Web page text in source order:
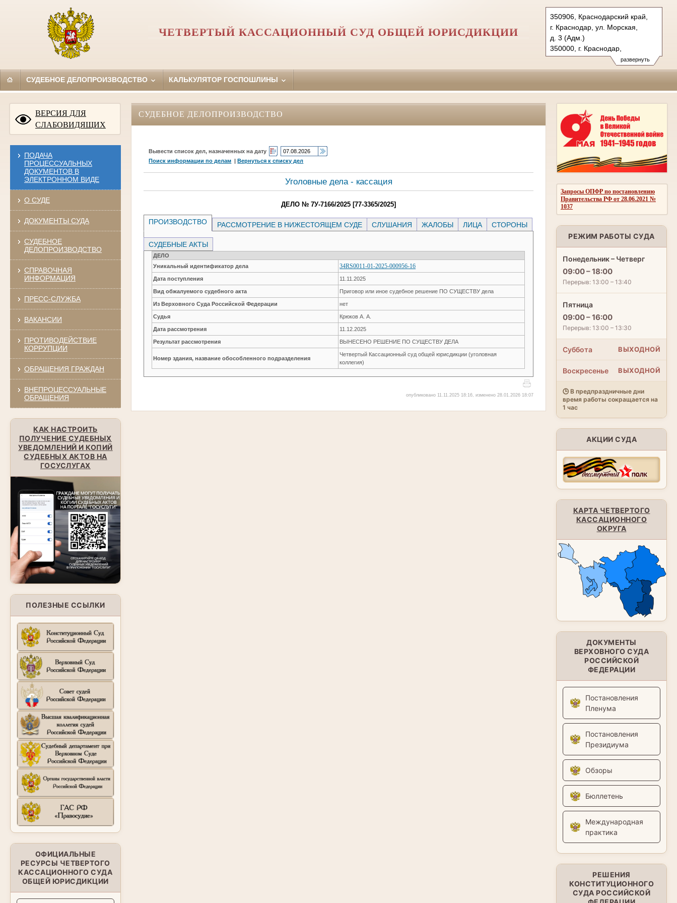
развернуть
350906, Краснодарский край,
г. Краснодар, ул. Морская,
д. 3 (Адм.)
350000, г. Краснодар,
ул. Красная, д.113 (Уг.)
350907, г. Краснодар,
Тел.: (861) 219-24-00
ЧЕТВЕРТЫЙ КАССАЦИОННЫЙ СУД ОБЩЕЙ ЮРИСДИКЦИИ
СУДЕБНОЕ ДЕЛОПРОИЗВОДСТВО КАЛЬКУЛЯТОР ГОСПОШЛИНЫ
ВЕРСИЯ ДЛЯ
СЛАБОВИДЯЩИХ
ПОДАЧА
ПРОЦЕССУАЛЬНЫХ
ДОКУМЕНТОВ В
ЭЛЕКТРОННОМ ВИДЕ
О СУДЕ
ДОКУМЕНТЫ СУДА
СУДЕБНОЕ
ДЕЛОПРОИЗВОДСТВО
СПРАВОЧНАЯ
ИНФОРМАЦИЯ
ПРЕСС-СЛУЖБА
ВАКАНСИИ
ПРОТИВОДЕЙСТВИЕ
КОРРУПЦИИ
ОБРАЩЕНИЯ ГРАЖДАН
ВНЕПРОЦЕССУАЛЬНЫЕ
ОБРАЩЕНИЯ
КАК НАСТРОИТЬ
ПОЛУЧЕНИЕ СУДЕБНЫХ
УВЕДОМЛЕНИЙ И КОПИЙ
СУДЕБНЫХ АКТОВ НА
ГОСУСЛУГАХ
ПОЛЕЗНЫЕ ССЫЛКИ
ОФИЦИАЛЬНЫЕ
РЕСУРСЫ ЧЕТВЕРТОГО
КАССАЦИОННОГО СУДА
ОБЩЕЙ ЮРИСДИКЦИИ
Запросы ОПФР по постановлению
Правительства РФ от 28.06.2021 №
1037
РЕЖИМ РАБОТЫ СУДА
Понедельник – Четверг
09:00 – 18:00
Перерыв: 13:00 – 13:40
Пятница
09:00 – 16:00
Перерыв: 13:00 – 13:30
Суббота ВЫХОДНОЙ
Воскресенье ВЫХОДНОЙ
🕒 В предпраздничные дни
время работы сокращается на
1 час
АКЦИИ СУДА
КАРТА ЧЕТВЕРТОГО
КАССАЦИОННОГО
ОКРУГА
ДОКУМЕНТЫ
ВЕРХОВНОГО СУДА
РОССИЙСКОЙ
ФЕДЕРАЦИИ
Постановления
Пленума
Постановления
Президиума
Обзоры
Бюллетень
Международная
практика
РЕШЕНИЯ
КОНСТИТУЦИОННОГО
СУДА РОССИЙСКОЙ
СУДЕБНОЕ ДЕЛОПРОИЗВОДСТВО
Вывести список дел, назначенных на дату
Поиск информации по делам |Вернуться к списку дел
Уголовные дела - кассация
ДЕЛО № 7У-7166/2025 [77-3365/2025]
ПРОИЗВОДСТВО РАССМОТРЕНИЕ В НИЖЕСТОЯЩЕМ СУДЕ СЛУШАНИЯ ЖАЛОБЫ ЛИЦА СТОРОНЫ
СУДЕБНЫЕ АКТЫ
ДЕЛО
Уникальный идентификатор дела
34RS0011-01-2025-000956-16
Дата поступления 11.11.2025
Вид обжалуемого судебного акта Приговор или иное судебное решение ПО СУЩЕСТВУ дела
Из Верховного Суда Российской Федерации нет
Судья Крюков А. А.
Дата рассмотрения 11.12.2025
Результат рассмотрения ВЫНЕСЕНО РЕШЕНИЕ ПО СУЩЕСТВУ ДЕЛА
Номер здания, название обособленного подразделения
Четвертый Кассационный суд общей юрисдикции (уголовная
коллегия)
опубликовано 11.11.2025 18:16, изменено 28.01.2026 18:07